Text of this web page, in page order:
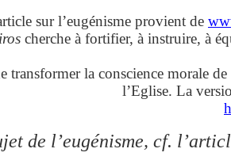
sur l’eugénisme provient de
cherche à fortifier, à instruire, à
transformer la conscience morale
l’Eglise. La
de l’eugénisme, cf.